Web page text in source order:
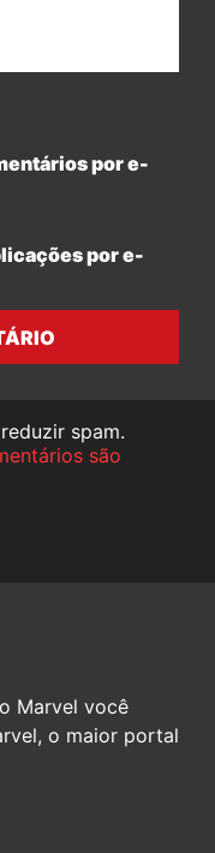
por e-
por e-
spam.
são
Marvel você
o maior portal